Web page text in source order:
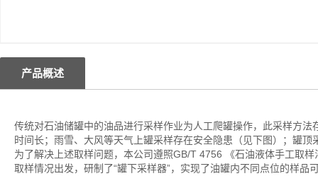
产品概述
传统对石油储罐中的油品进行采样作业为人工爬罐操作，此采样方
时间长；雨雪、大风等天气上罐采样存在安全隐患（见下图）；罐
为了解决上述取样问题，本公司遵照GB/T 4756 《石油液体手工取
取样情况出发，研制了“罐下采样器”，实现了油罐内不同点位的样